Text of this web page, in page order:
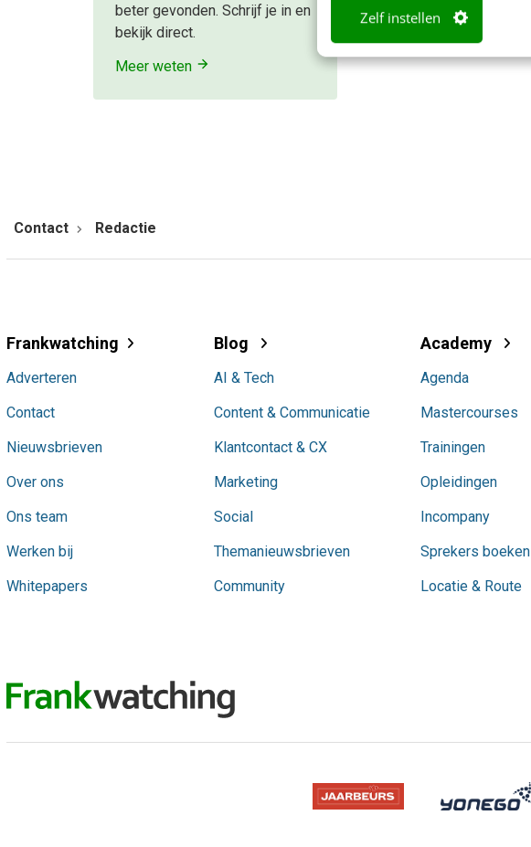
Zelf instellen
beter gevonden. Schrijf je in en
bekijk direct.
Meer weten
Contact Redactie
Frankwatching
Adverteren
Contact
Nieuwsbrieven
Over ons
Ons team
Werken bij
Whitepapers
Blog
AI & Tech
Content & Communicatie
Klantcontact & CX
Marketing
Social
Themanieuwsbrieven
Community
Academy
Agenda
Mastercourses
Trainingen
Opleidingen
Incompany
Sprekers boeken
Locatie & Route